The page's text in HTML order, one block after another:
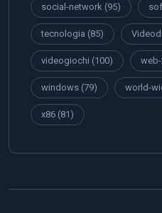
social-network (95)
tecnologia (85)
videogiochi (100)
windows (79) world-
x86 (81)